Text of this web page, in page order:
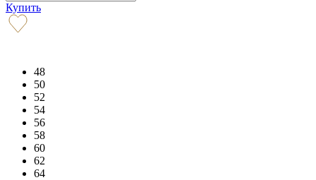
Купить
48
50
52
54
56
58
60
62
64